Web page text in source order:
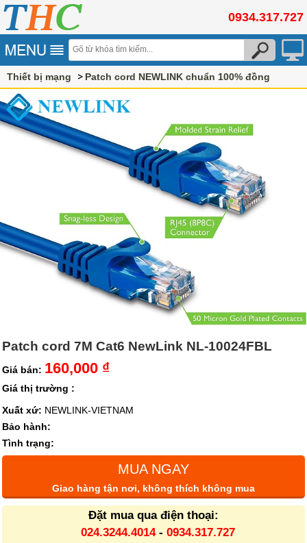
0934.317.727
Thiết bị mạng Patch cord NEWLINK chuẩn 100% đồng
Patch cord 7M Cat6 NewLink NL-10024FBL
Giá bán: 160,000 ₫
Giá thị trường :
Xuất xứ: NEWLINK-VIETNAM
Bảo hành:
Tình trạng:
MUA NGAY
Giao hàng tận nơi, không thích không mua
Đặt mua qua điện thoại:
024.3244.4014- 0934.317.727